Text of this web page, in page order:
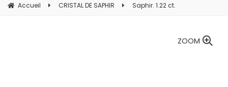
Accueil CRISTAL DE SAPHIR Saphir. 1.22 ct.
ZOOM